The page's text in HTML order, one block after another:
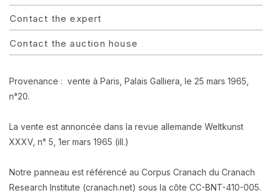
Contact the expert
Contact the auction house
Provenance : vente à Paris, Palais Galliera, le 25 mars 1965,
n°20.
La vente est annoncée dans la revue allemande Weltkunst
XXXV, n° 5, 1er mars 1965 (ill.)
Notre panneau est référencé au Corpus Cranach du Cranach
Research Institute (cranach.net) sous la côte CC-BNT-410-005.